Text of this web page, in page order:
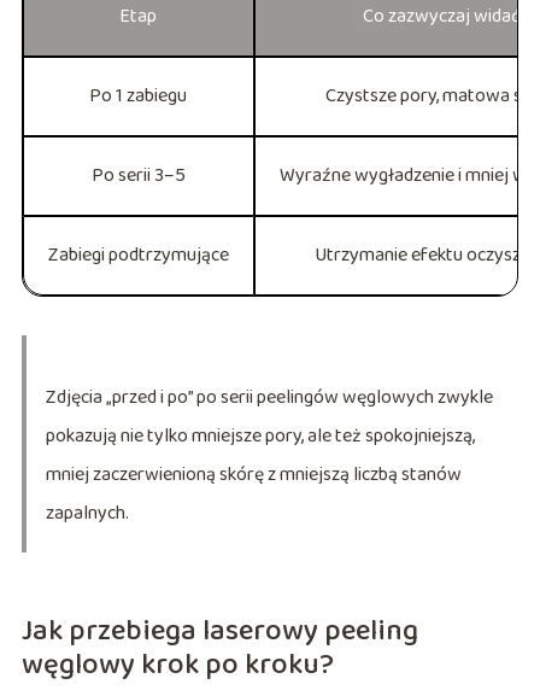
Etap Co zazwyczaj widać
Po 1 zabiegu Czystsze pory, matowa
Po serii 3–5 Wyraźne wygładzenie i mniej
Zabiegi podtrzymujące Utrzymanie efektu
Zdjęcia „przed i po” po serii peelingów węglowych zwykle
pokazują nie tylko mniejsze pory, ale też spokojniejszą,
mniej zaczerwienioną skórę z mniejszą liczbą stanów
zapalnych.
Jak przebiega laserowy peeling
węglowy krok po kroku?